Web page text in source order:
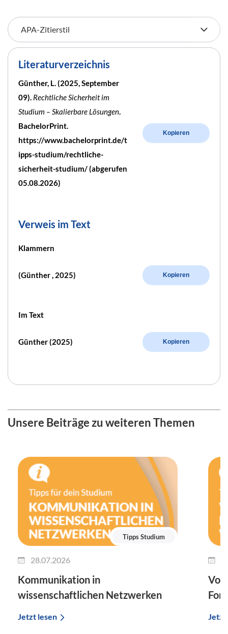
Literaturverzeichnis
Günther, L. (2025, September
09). Rechtliche Sicherheit im
Studium – Skalierbare Lösungen.
BachelorPrint.
https://www.bachelorprint.de/t
ipps-studium/rechtliche-
sicherheit-studium/ (abgerufen
05.08.2026)
Kopieren
Verweis im Text
Klammern
(Günther , 2025) Kopieren
Im Text
Günther (2025) Kopieren
Unsere Beiträge zu weiteren Themen
Tipps Studium
28.07.2026
Kommunikation in
wissenschaftlichen Netzwerken
Jetzt lesen Jetzt